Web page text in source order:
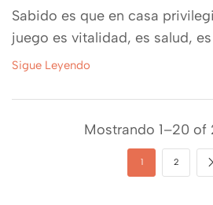
Sabido es que en casa
juego es vitalidad, es salud,
Sigue Leyendo
Mostrando 1–20 of
1 2